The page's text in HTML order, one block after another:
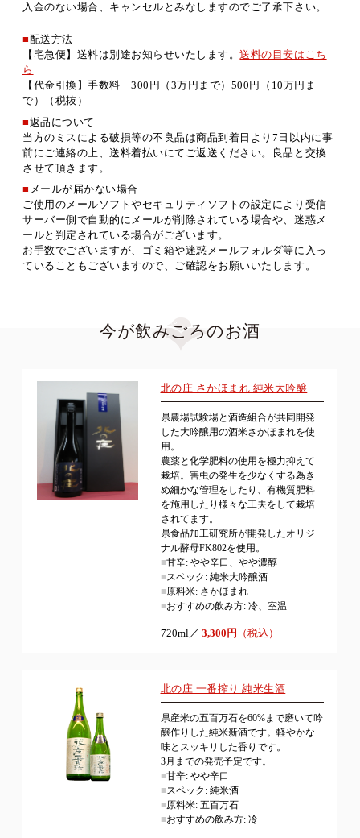
入金のない場合、キャンセルとみなしますのでご了承下さい。
■配送方法
【宅急便】送料は別途お知らせいたします。送料の目安はこち
ら
【代金引換】手数料 300円（3万円まで）500円（10万円ま
で）（税抜）
■返品について
当方のミスによる破損等の不良品は商品到着日より7日以内に事
前にご連絡の上、送料着払いにてご返送ください。良品と交換
させて頂きます。
■ メールが届かない場合
ご使用のメールソフトやセキュリティソフトの設定により受信
サーバー側で自動的にメールが削除されている場合や、迷惑メ
ールと判定されている場合がございます。
お手数でございますが、ゴミ箱や迷惑メールフォルダ等に入っ
ていることもございますので、ご確認をお願いいたします。
今が飲みごろのお酒
北の庄 さかほまれ 純米大吟醸
県農場試験場と酒造組合が共同開発
した大吟醸用の酒米さかほまれを使
用。
農薬と化学肥料の使用を極力抑えて
栽培。害虫の発生を少なくする為き
め細かな管理をしたり、有機質肥料
を施用したり様々な工夫をして栽培
されてます。
県食品加工研究所が開発したオリジ
ナル酵母FK802を使用。
■甘辛: やや辛口、やや濃醇
■スペック: 純米大吟醸酒
■原料米: さかほまれ
■おすすめの飲み方: 冷、室温
720ml／ 3,300円 （税込）
北の庄 一番搾り 純米生酒
県産米の五百万石を60%まで磨いて吟
醸作りした純米新酒です。軽やかな
味とスッキリした香りです。
3月までの発売予定です。
■甘辛: やや辛口
■スペック: 純米酒
■原料米: 五百万石
■おすすめの飲み方: 冷